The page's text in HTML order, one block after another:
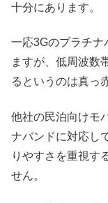
十分にあります。
一応3Gのプラチナ
ますが、低周波数
るというのは真っ
他社の民泊向けモ
ナバンドに対応し
りやすさを重視す
せん。